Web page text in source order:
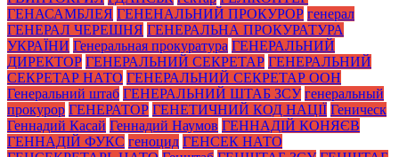
ГЕНАСАМБЛЕЯ ГЕНЕНАЛЬНИЙ ПРОКУРОР генерал
ГЕНЕРАЛ ЧЕРЕШНЯ ГЕНЕРАЛЬНА ПРОКУРАТУРА
УКРАЇНИ Генеральная прокуратура ГЕНЕРАЛЬНИЙ
ДИРЕКТОР ГЕНЕРАЛЬНИЙ СЕКРЕТАР ГЕНЕРАЛЬНИЙ
СЕКРЕТАР НАТО ГЕНЕРАЛЬНИЙ СЕКРЕТАР ООН
Генеральний штаб ГЕНЕРАЛЬНИЙ ШТАБ ЗСУ генеральный
прокурор ГЕНЕРАТОР ГЕНЕТИЧНИЙ КОД НАЦІЇ Геническ
Геннадий Касай Геннадий Наумов ГЕННАДІЙ КОНЯЄВ
ГЕННАДІЙ ФУКС геноцид ГЕНСЕК НАТО